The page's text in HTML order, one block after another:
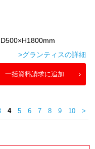
>グランティスの詳細
一括資料請求に追加
4 5 6 7 8 9 10 >